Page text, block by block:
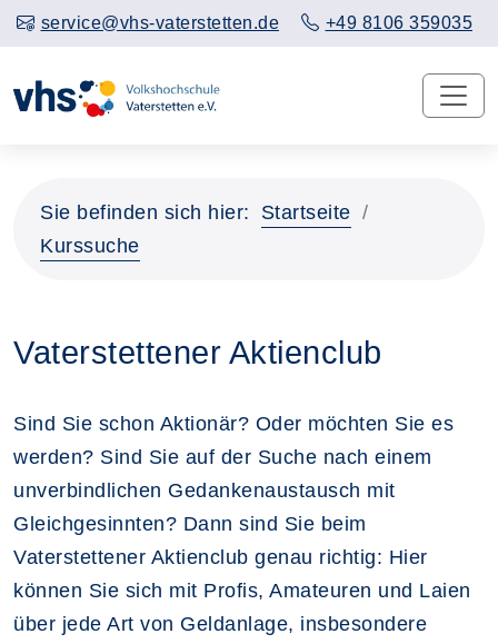
service@vhs-vaterstetten.de +49 8106 359035
Sie befinden sich hier:
Startseite
Kurssuche
Vaterstettener Aktienclub
Sind Sie schon Aktionär? Oder möchten Sie es
werden? Sind Sie auf der Suche nach einem
unverbindlichen Gedankenaustausch mit
Gleichgesinnten? Dann sind Sie beim
Vaterstettener Aktienclub genau richtig: Hier
können Sie sich mit Profis, Amateuren und Laien
über jede Art von Geldanlage, insbesondere